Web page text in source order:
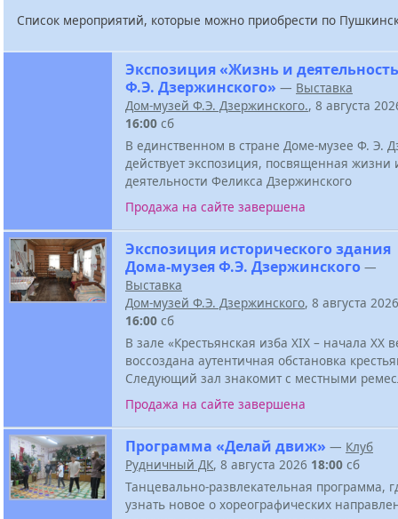
Список мероприятий, которые можно приобрести по
Экспозиция «Жизнь и деятельность
Ф.Э. Дзержинского» — Выставка
Дом-музей Ф.Э. Дзержинского., 8 августа
16:00 сб
В единственном в стране Доме-музее Ф. Э.
действует экспозиция, посвященная жизни
деятельности Феликса Дзержинского
Продажа на сайте завершена
Экспозиция исторического здания
Дома-музея Ф.Э. Дзержинского —
Выставка
Дом-музей Ф.Э. Дзержинского, 8 августа
16:00 сб
В зале «Крестьянская изба XIX – начала XX
воссоздана аутентичная обстановка
Следующий зал знакомит с местными
Продажа на сайте завершена
Программа «Делай движ» — Клуб
Рудничный ДК, 8 августа 2026 18:00 сб
Танцевально-развлекательная программа,
узнать новое о хореографических